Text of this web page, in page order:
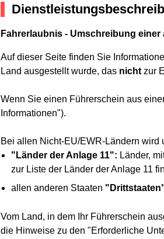
Fahrerlaubnis - Umschreibung
Auf dieser Seite finden Sie
Land ausgestellt wurde, das nicht zur
Wenn Sie einen Führerschein aus
Informationen").
Bei allen Nicht-EU/EWR-Ländern
"Länder der Anlage 11": Länder,
zur Liste der Länder der Anlage 11
allen anderen Staaten
Vom Land, in dem Ihr Führerschein
die Hinweise zu den "Erforderliche